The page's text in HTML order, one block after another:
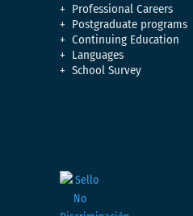
Professional Careers
Postgraduate programs
Continuing Education
Languages
School Survey